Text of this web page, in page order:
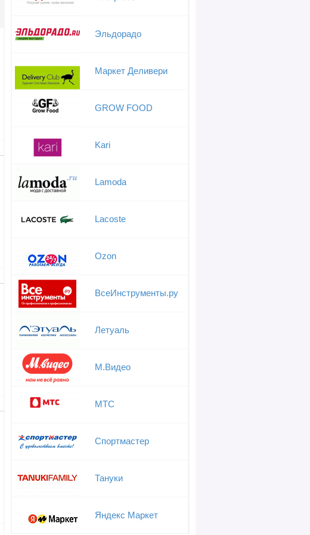
Эльдорадо
Маркет Деливери
GROW FOOD
Kari
Lamoda
Lacoste
Ozon
ВсеИнструменты.ру
Летуаль
М.Видео
МТС
Спортмастер
Тануки
Яндекс Маркет